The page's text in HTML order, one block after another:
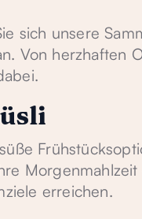
sich unsere
Von herzhaften
erreichen.